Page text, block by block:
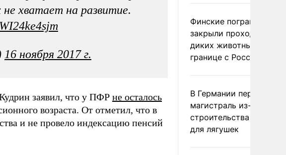
хватает на развитие.
16 ноября 2017 г.
заявил, что у ПФР не осталось
возраста. От отметил, что в
и не провело индексацию пенсий
Финские пограничники
закрыли проходы для
диких животных на
границе с Россией
В Германии перекрыли
магистраль из-за
строительства
для лягушек